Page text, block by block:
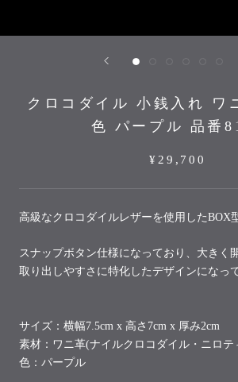
クロコダイル 小銭入れ ワ
色 パープル 品番
¥29,700
高級なクロコダイルレザーを使用したBOX
スナップボタン仕様になっており、大きく
取り出しやすさに特化したデザインになっ
サイズ： 横幅7.5cm x 高さ7cm x 厚み2cm
素材：ワニ革(ナイルクロコダイル・ニロテ
色：パープル